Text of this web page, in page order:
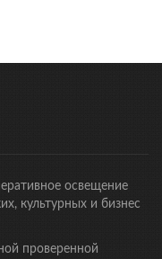
освещение
культурных и бизнес
проверенной